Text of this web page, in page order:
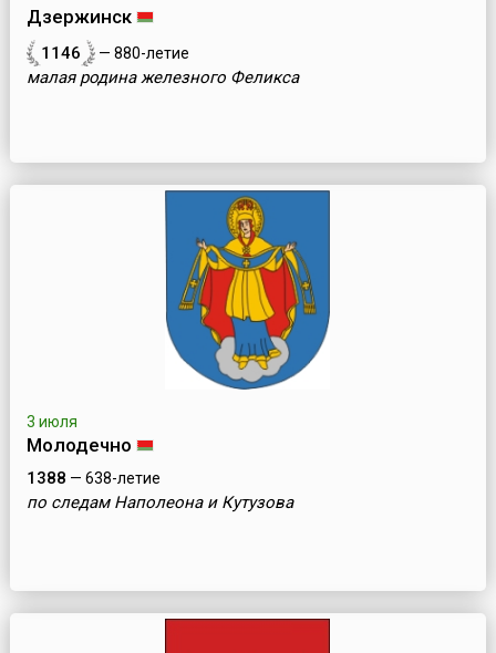
Дзержинск
1146 — 880-летие
малая родина железного Феликса
3 июля
Молодечно
1388 — 638-летие
по следам Наполеона и Кутузова